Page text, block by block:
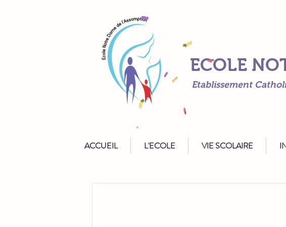
ECOLE
Etablissement
ACCUEIL L'ECOLE VIE SCOLAIRE